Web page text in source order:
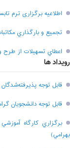
اطلاعیه برگزاری ترم تابستان سال ۱۴۰۵
تجميع و بارگذاري
اعطاي تسهيلات از طرح
رویداد ها
قابل توجه پذیرفته‌شدگان کارشناسی
قابل توجه دانشجویان
بهرامي)